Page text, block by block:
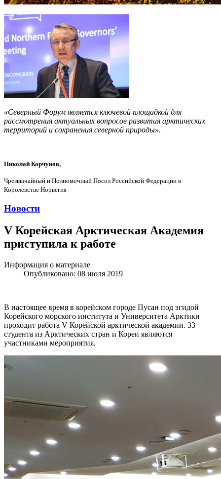
«Северный Форум является ключевой площадкой для
рассмотрения актуальных вопросов развития арктических
территорий и сохранения северной природы».
Николай Корчунов,
Чрезвычайный и Полномочный Посол Российской Федерации в
Королевстве Норвегия
Новости
V Корейская Арктическая Академия
приступила к работе
Информация о материале
Опубликовано: 08 июля 2019
В настоящее время в корейском городе Пусан под эгидой
Корейского морского института и Университета Арктики
проходит работа V Корейской арктической академии. 33
студента из Арктических стран и Кореи являются
участниками мероприятия.